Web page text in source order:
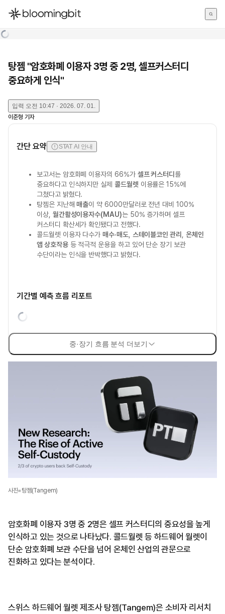
한국어
탕젬 "암호화폐 이용자 3명 중 2명, 셀프커스터디
중요하게 인식"
입력 오전 10:47 · 2026. 07. 01.
이준형 기자
간단 요약 STAT AI 안내
보고서는 암호화폐 이용자의 66%가 셀프 커스터디 를
중요하다고 인식하지만 실제 콜드월렛 이용률은 15%에
그쳤다고 밝혔다.
탕젬은 지난해매출이 약 6000만달러로 전년 대비 100%
이상, 월간활성이용자수(MAU)는 50% 증가하며 셀프
커스터디 확산세가 확인됐다고 전했다.
콜드월렛 이용자 다수가매수·매도, 스테이블코인 관리
온체인
앱 상호작용등 적극적 운용을 하고 있어 단순 장기 보관
수단이라는 인식을 반박했다고 밝혔다.
기간별 예측 흐름 리포트
중·장기 흐름 분석 더보기
사진=탕젬(Tangem)
암호화폐 이용자 3명 중 2명은 셀프 커스터디의 중요성을 높게
인식하고 있는 것으로 나타났다. 콜드월렛 등 하드웨어 월렛이
단순 암호화폐 보관 수단을 넘어 온체인 산업의 관문으로
진화하고 있다는 분석이다.
스위스 하드웨어 월렛 제조사 탕젬(Tangem)은 소비자 리서치